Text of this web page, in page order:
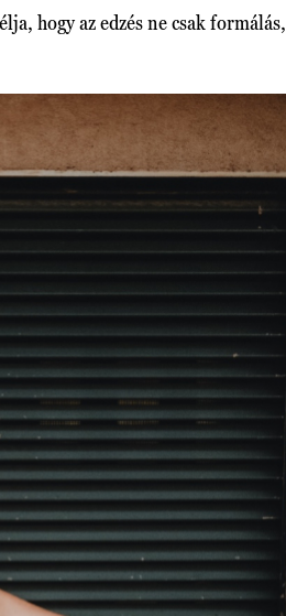
hogy az edzés ne csak formálás,